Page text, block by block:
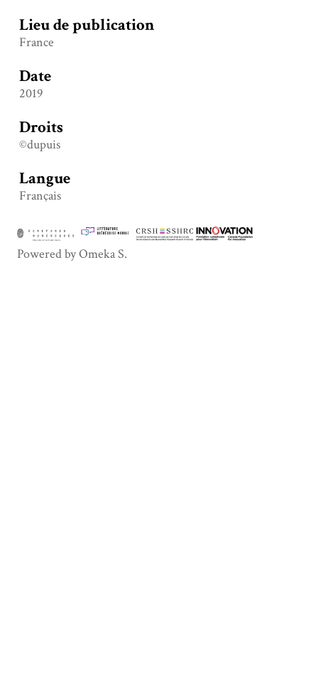
Lieu de publication
France
Date
2019
Droits
©dupuis
Langue
Français
Powered by Omeka S.